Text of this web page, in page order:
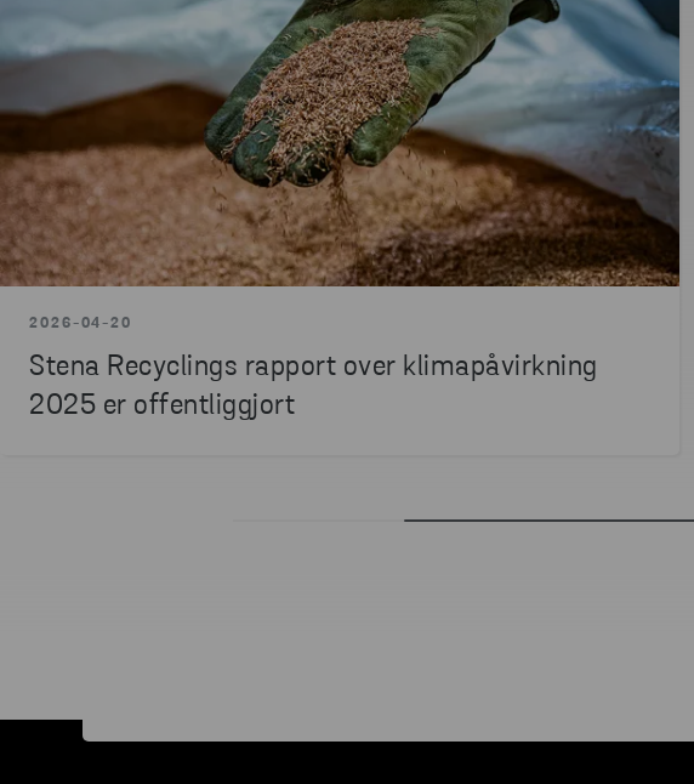
2026-04-20
Stena Recyclings rapport over klimapåvirkning
2025 er offentliggjort